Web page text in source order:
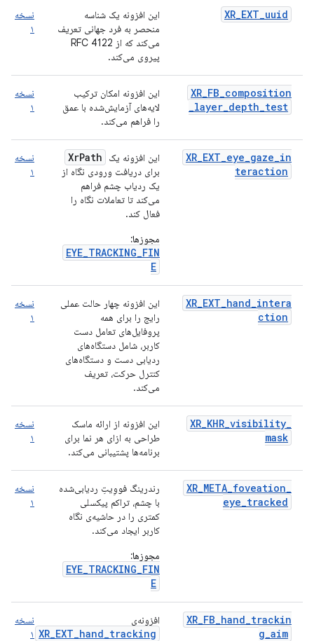
XR_EXT_uuid
این افزونه یک شناسه
منحصر به فرد جهانی تعریف
می‌کند که از RFC 4122
پیروی می‌کند.
نسخه
۱
XR_FB_composition
_layer_depth_test
این افزونه امکان ترکیب
لایه‌های آزمایش‌شده با عمق
را فراهم می‌کند.
نسخه
۱
XR_EXT_eye_gaze_in
teraction
این افزونه یک XrPath
برای دریافت ورودی نگاه از
یک ردیاب چشم فراهم
می‌کند تا تعاملات نگاه را
فعال کند.
مجوزها:
EYE_TRACKING_FIN
E
نسخه
۱
XR_EXT_hand_intera
ction
این افزونه چهار حالت عملی
رایج را برای همه
پروفایل‌های تعامل دست
کاربر، شامل دستگاه‌های
ردیابی دست و دستگاه‌های
کنترل حرکت، تعریف
می‌کند.
نسخه
۱
XR_KHR_visibility_
mask
این افزونه از ارائه ماسک
طراحی به ازای هر نما برای
برنامه‌ها پشتیبانی می‌کند.
نسخه
۱
XR_META_foveation_
eye_tracked
رندرینگ فووِیتِ ردیابی‌شده
با چشم، تراکم پیکسلی
کمتری را در حاشیه‌ی نگاه
کاربر ایجاد می‌کند.
مجوزها:
EYE_TRACKING_FIN
E
نسخه
۱
XR_FB_hand_trackin
g_aim
افزونه‌ی
XR_EXT_hand_tracking
نسخه
۱